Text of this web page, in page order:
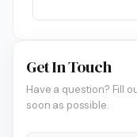
Get In Touch
Have a question? Fill
soon as possible.